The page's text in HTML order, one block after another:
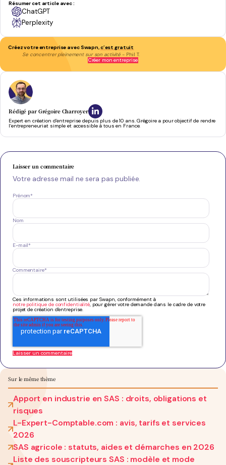
Résumer cet article avec :
ChatGPT
Perplexity
Créez votre entreprise avec Swapn,c’est gratuit
Se concentrer pleinement sur son activité - Phil T.
Créer mon entreprise
Rédigé par Grégoire Charroyer
Expert en création d’entreprise depuis plus de 10 ans. Grégoire a pour objectif de rendre
l’entrepreneuriat simple et accessible à tous en France.
Laisser un commentaire
Votre adresse mail ne sera pas publiée.
Prénom*
Nom
E-mail*
Commentaire*
Ces informations sont utilisées par Swapn, conformément à
notre politique de confidentialité, pour gérer votre demande dans le cadre de votre
projet de création d'entreprise.
Sur le même thème
Apport en industrie en SAS : droits, obligations et
risques
L-Expert-Comptable.com : avis, tarifs et services
2026
SAS agricole : statuts, aides et démarches en 2026
Liste des souscripteurs SAS : modèle et mode